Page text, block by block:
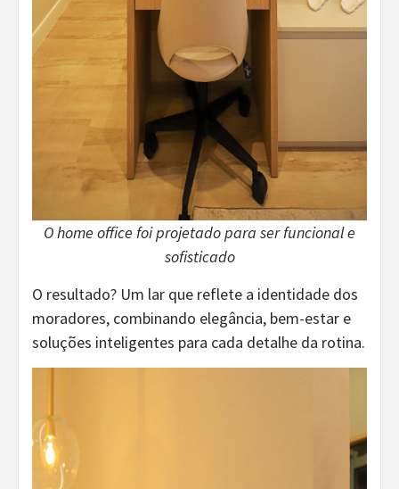
O home office foi projetado para ser funcional e
sofisticado
O resultado? Um lar que reflete a identidade dos
moradores, combinando elegância, bem-estar e
soluções inteligentes para cada detalhe da rotina.